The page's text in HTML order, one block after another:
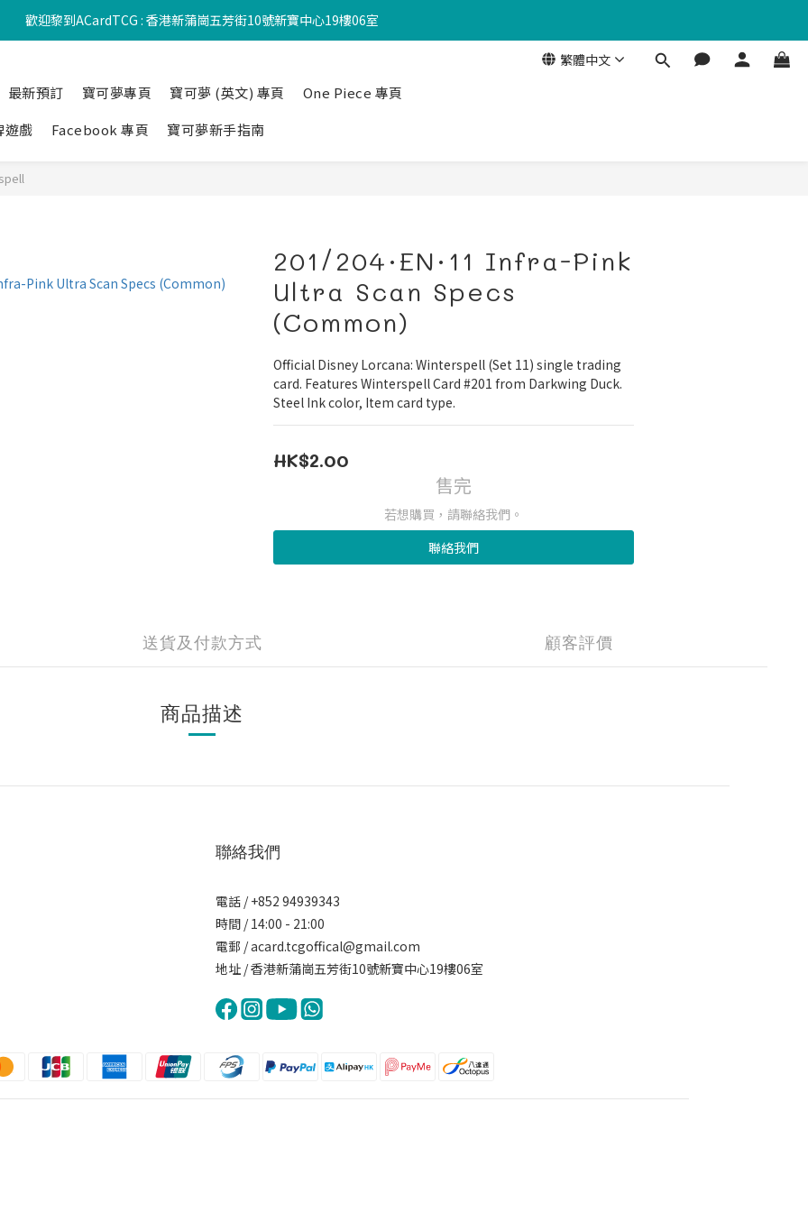
歡迎黎到ACardTCG : 香港新蒲崗五芳街10號新寶中心19樓06室
繁體中文
最新預訂 寶可夢專頁 寶可夢 (英文) 專頁
One Piece 專頁
遊戲
Facebook 專頁 寶可夢新手指南
201/204·EN·11 Infra-Pink
Ultra Scan Specs
(Common)
Official Disney Lorcana: Winterspell (Set 11) single trading
card. Features Winterspell Card #201 from Darkwing Duck.
Steel Ink color, Item card type.
HK$2.00
售完
若想購買，請聯絡我們。
聯絡我們
送貨及付款方式 顧客評價
商品描述
聯絡我們
電話 / +852 94939343
時間 / 14:00 - 21:00
電郵 / acard.tcgoffical@gmail.com
地址 / 香港新蒲崗五芳街10號新寶中心19樓06室